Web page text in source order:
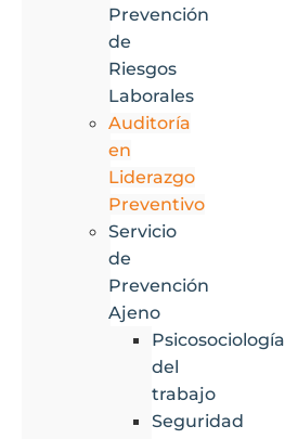
Prevención
de
Riesgos
Laborales
Auditoría
en
Liderazgo
Preventivo
Servicio
de
Prevención
Ajeno
Psicosociología
del
trabajo
Seguridad